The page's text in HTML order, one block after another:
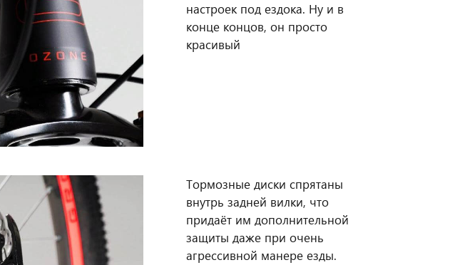
настроек под ездока. Ну и в
конце концов, он просто
красивый
Тормозные диски спрятаны
внутрь задней вилки, что
придаёт им дополнительной
защиты даже при очень
агрессивной манере езды.